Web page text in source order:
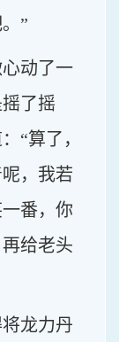
”
动了一
了摇
“算了，
，我若
番，你
给老头
龙力丹